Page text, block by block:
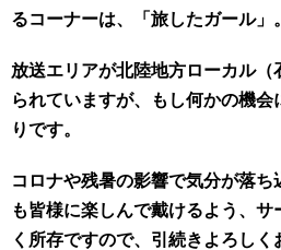
るコーナーは、「旅したガール」。
放送エリアが北陸地方ローカル（
られていますが、もし何かの機
りです。
コロナや残暑の影響で気分が落
も皆様に楽しんで戴けるよう、
く所存ですので、引続きよろしく